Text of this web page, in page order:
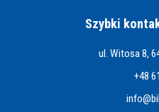
Szybki
ul. Witosa 8,
+48